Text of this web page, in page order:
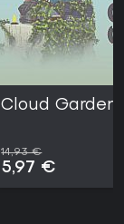
Cloud
14,93 €
5,97 €